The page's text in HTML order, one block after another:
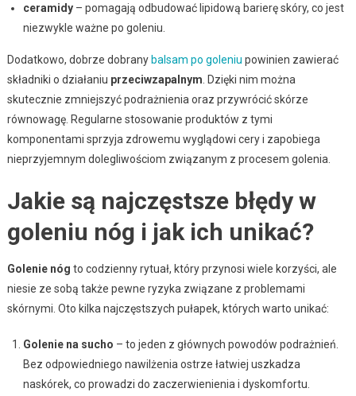
ceramidy– pomagają odbudować lipidową barierę skóry, co jest
niezwykle ważne po goleniu.
Dodatkowo, dobrze dobrany balsam po goleniu powinien zawierać
składniki o działaniu przeciwzapalnym . Dzięki nim można
skutecznie zmniejszyć podrażnienia oraz przywrócić skórze
równowagę. Regularne stosowanie produktów z tymi
komponentami sprzyja zdrowemu wyglądowi cery i zapobiega
nieprzyjemnym dolegliwościom związanym z procesem golenia.
Jakie są najczęstsze błędy w
goleniu nóg i jak ich unikać?
Golenie nóg to codzienny rytuał, który przynosi wiele korzyści, ale
niesie ze sobą także pewne ryzyka związane z problemami
skórnymi. Oto kilka najczęstszych pułapek, których warto unikać:
Golenie na sucho – to jeden z głównych powodów podrażnień.
Bez odpowiedniego nawilżenia ostrze łatwiej uszkadza
naskórek, co prowadzi do zaczerwienienia i dyskomfortu.